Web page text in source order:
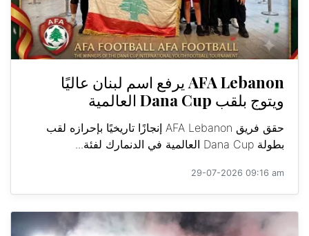
AFA Lebanon يرفع اسم لبنان عاليًا
ويتوج بلقب Dana Cup العالمية
حقق فريق AFA Lebanon إنجازًا تاريخيًا بإحرازه لقب
بطولة Dana Cup العالمية في الدنمارك لفئة...
29-07-2026 09:16 am